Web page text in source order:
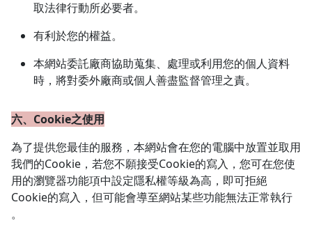
取法律行動所必要者。
有利於您的權益。
本網站委託廠商協助蒐集、處理或利用您的個人資料
時，將對委外廠商或個人善盡監督管理之責。
六、Cookie之使用
為了提供您最佳的服務，本網站會在您的電腦中放置並取用
我們的Cookie，若您不願接受Cookie的寫入，您可在您使
用的瀏覽器功能項中設定隱私權等級為高，即可拒絕
Cookie的寫入，但可能會導至網站某些功能無法正常執行
。